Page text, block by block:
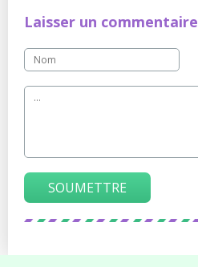
Laisser un commentaire
SOUMETTRE